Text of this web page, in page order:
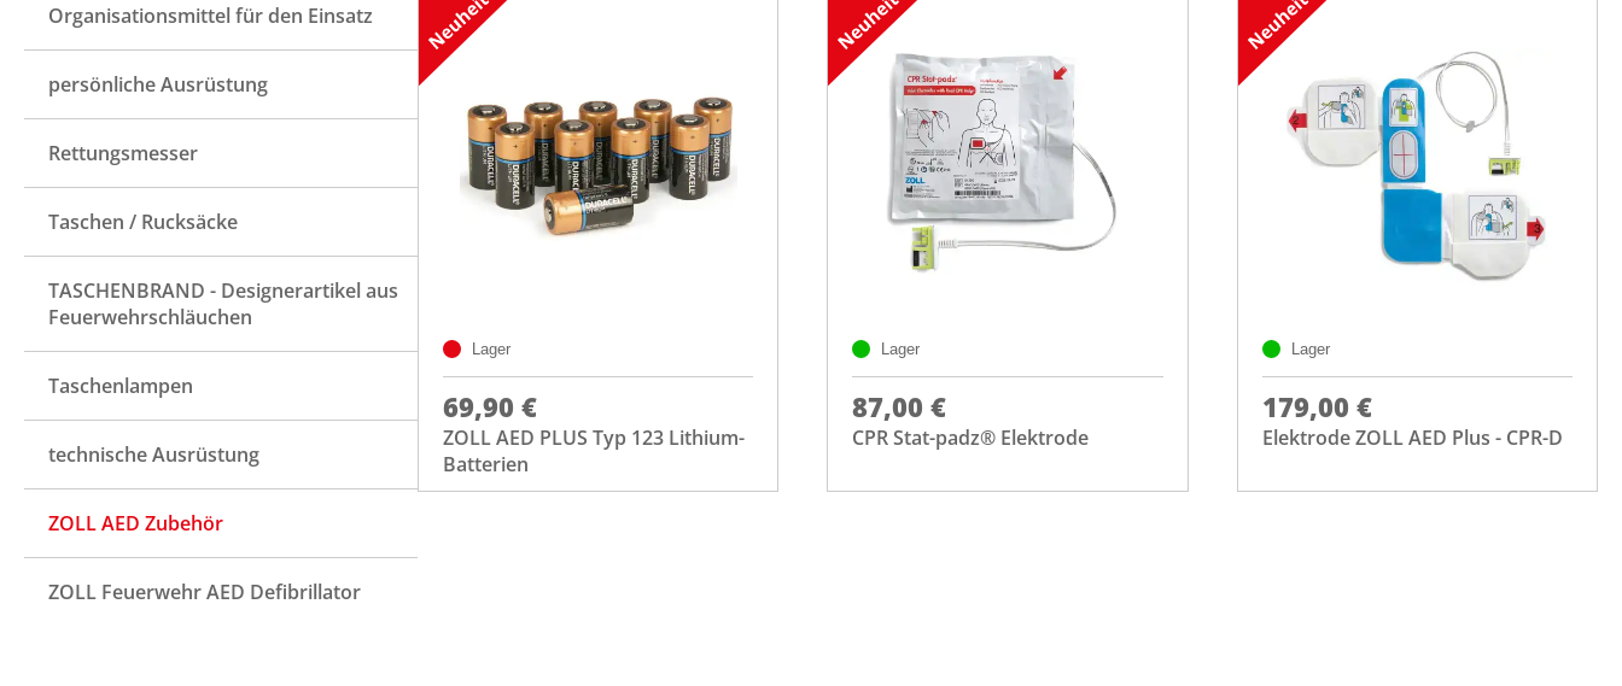
Organisationsmittel für den Einsatz
persönliche Ausrüstung
Rettungsmesser
Taschen / Rucksäcke
TASCHENBRAND - Designerartikel aus
Feuerwehrschläuchen
Taschenlampen
technische Ausrüstung
ZOLL AED Zubehör
ZOLL Feuerwehr AED Defibrillator
Lager
69,90 €
ZOLL AED PLUS Typ 123 Lithium-
Batterien
Lager
87,00 €
CPR Stat-padz® Elektrode
Lager
179,00 €
Elektrode ZOLL AED Plus - CPR-D